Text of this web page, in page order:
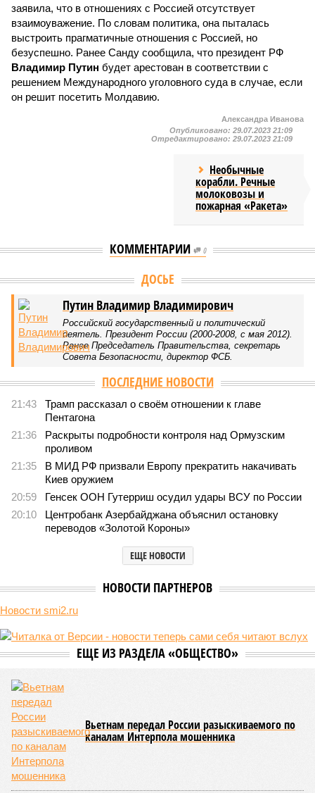
заявила, что в отношениях с Россией отсутствует
взаимоуважение. По словам политика, она пыталась
выстроить прагматичные отношения с Россией, но
безуспешно. Ранее Санду сообщила, что президент РФ
Владимир Путин будет арестован в соответствии с
решением Международного уголовного суда в случае, если
он решит посетить Молдавию.
Александра Иванова
Опубликовано: 29.07.2023 21:09
Отредактировано: 29.07.2023 21:09
Необычные
корабли. Речные
молоковозы и
пожарная «Ракета»
КОММЕНТАРИИ 0
Версия //Общество //Мы могли бы жить сотни лет, но этого никогда не
Мы могли бы жить сотни лет, но этого никогда не будет
Возраст бессмертия
Мы могли бы жить сотни лет, но этого никогда не будет (фото: Deep
Как бы мы ни старались, достигнуть бессмертия у человека не
получится никогда, даже при самых совершенных технологиях и
самой совершенной медицине. Точку в многолетних дебатах о
долголетии поставило новое исследование российских учёных: в
теории максимальный предел жизни – 194 года. Но и этот
возраст практически вряд ли достижим – во всём виноваты
Сюжет: Здоровье
В 2023 году в статье, опубликованной в научном издании
Cell.com, были описаны 12 признаков старения. К ним
относятся – не пугайтесь учёных терминов – повышенная
вероятность генетических мутаций при делении клетки,
неспособность контролировать выработку и поддержание
белков, а также дисфункция митохондрий. Некоторые из
этих признаков обратимы. Во всяком случае, таковы
предположения исследователей. Например, одним из
признаков биологического старения является уменьшение
длины теломер (защитных «колпачков» на концах
хромосом) – такое можно исправить и заодно увеличить
продолжительность жизни.